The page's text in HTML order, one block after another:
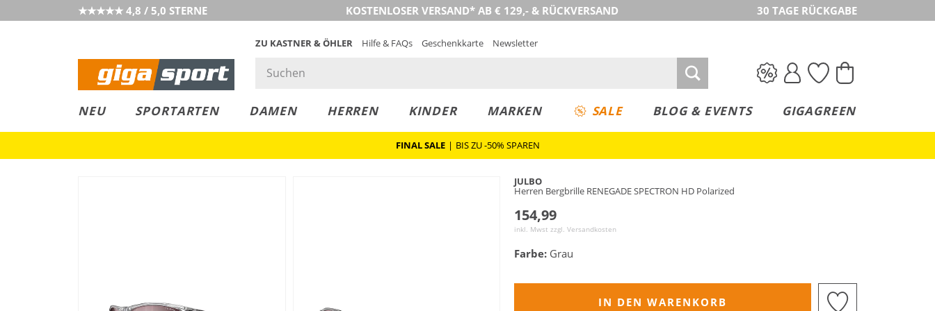
★★★★★ 4,8 / 5,0 STERNE KOSTENLOSER VERSAND* AB € 129,- & RÜCKVERSAND 30 TAGE RÜCKGABE
ZU KASTNER & ÖHLER Hilfe & FAQs Geschenkkarte Newsletter
NEU SPORTARTEN DAMEN HERREN KINDER MARKEN SALE BLOG & EVENTS GIGAGREEN
FINAL SALE | BIS ZU -50% SPAREN
JULBO
Herren Bergbrille RENEGADE SPECTRON HD Polarized
154,99
inkl. Mwst zzgl. Versandkosten
Farbe: Grau
IN DEN WARENKORB